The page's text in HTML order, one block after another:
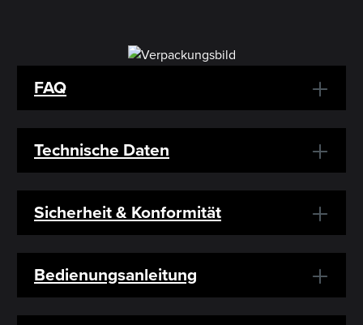
FAQ
Technische Daten
Sicherheit & Konformität
Bedienungsanleitung